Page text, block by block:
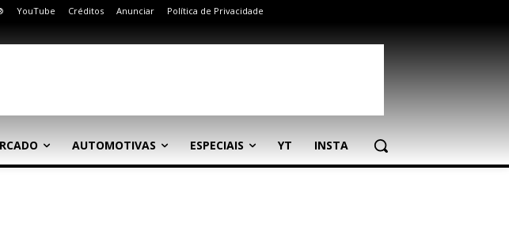
YouTube Créditos Anunciar Política de Privacidade
AUTOMOTIVAS ESPECIAIS YT INSTA